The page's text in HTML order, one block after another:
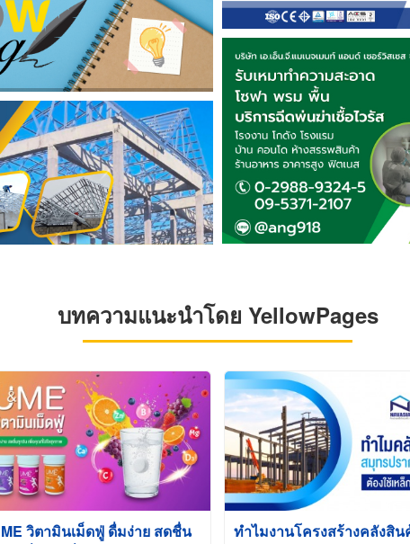
บทความแนะนำโดย YellowPages
วิตามินเม็ดฟู่ ดื่มง่าย สดชื่น
ทำไมงานโครงสร้างคลังสิน